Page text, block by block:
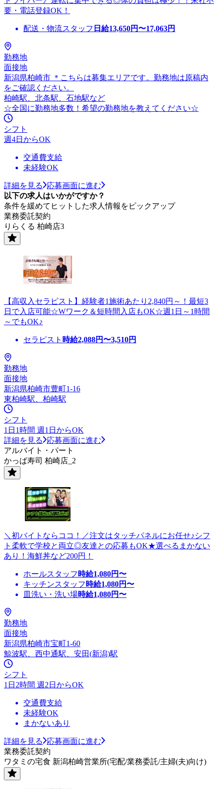
要・電話登録OK！
配送・物流スタッフ 日給13,650円〜17,063円
勤務地
面接地
新潟県柏崎市 ＊こちらは募集エリアです。勤務地は原稿内
をご確認ください。
柏崎駅、北条駅、石地駅など
☆全国に勤務地多数！希望の勤務地を教えてください☆
シフト
週4日からOK
交通費支給
未経験OK
詳細を見る
応募画面に進む
以下の求人はいかがですか？
条件を緩めてヒットした求人情報をピックアップ
業務委託契約
りらくる 柏崎店3
【高収入セラピスト】経験者1施術あたり2,840円～！最短3
日で入店可能☆Wワーク＆短時間入店もOK☆週1日～1時間
～でもOK♪
セラピスト 時給2,088円〜3,510円
勤務地
面接地
新潟県柏崎市豊町1-16
東柏崎駅、柏崎駅
シフト
1日1時間 週1日からOK
詳細を見る
応募画面に進む
アルバイト・パート
かっぱ寿司 柏崎店_2
＼初バイトならココ！／注文はタッチパネルにお任せ♪シフ
ト柔軟で学校と両立◎友達との応募もOK★選べるまかない
あり！海鮮丼など200円！
ホールスタッフ 時給1,080円〜
キッチンスタッフ 時給1,080円〜
皿洗い・洗い場時給1,080円〜
勤務地
面接地
新潟県柏崎市宝町1-60
鯨波駅、西中通駅、安田(新潟)駅
シフト
1日2時間 週2日からOK
交通費支給
未経験OK
まかないあり
詳細を見る
応募画面に進む
業務委託契約
ワタミの宅食 新潟柏崎営業所(宅配/業務委託/主婦(夫)向け)